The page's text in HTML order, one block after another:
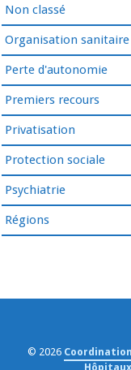
Non classé
Organisation sanitaire
Perte d'autonomie
Premiers recours
Privatisation
Protection sociale
Psychiatrie
Régions
© 2026